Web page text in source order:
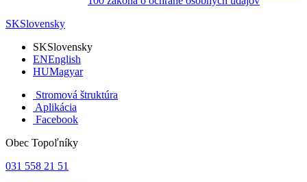
SKSlovensky
SKSlovensky
ENEnglish
HUMagyar
Stromová štruktúra
Aplikácia
Facebook
Obec Topoľníky
031 558 21 51